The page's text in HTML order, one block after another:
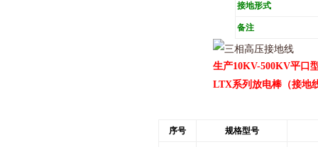
接地形式
备注
生产10KV-500KV平口
LTX系列放电棒（接地
序号 规格型号